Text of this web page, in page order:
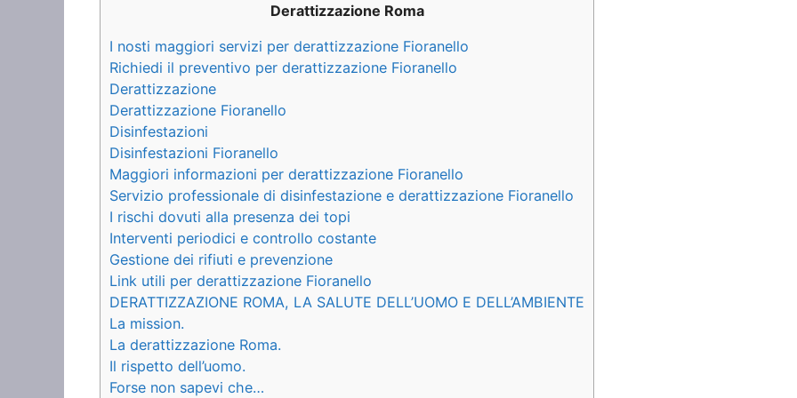
Derattizzazione Roma
I nosti maggiori servizi per derattizzazione Fioranello
Richiedi il preventivo per derattizzazione Fioranello
Derattizzazione
Derattizzazione Fioranello
Disinfestazioni
Disinfestazioni Fioranello
Maggiori informazioni per derattizzazione Fioranello
Servizio professionale di disinfestazione e derattizzazione Fioranello
I rischi dovuti alla presenza dei topi
Interventi periodici e controllo costante
Gestione dei rifiuti e prevenzione
Link utili per derattizzazione Fioranello
DERATTIZZAZIONE ROMA, LA SALUTE DELL’UOMO E DELL’AMBIENTE
La mission.
La derattizzazione Roma.
Il rispetto dell’uomo.
Forse non sapevi che…